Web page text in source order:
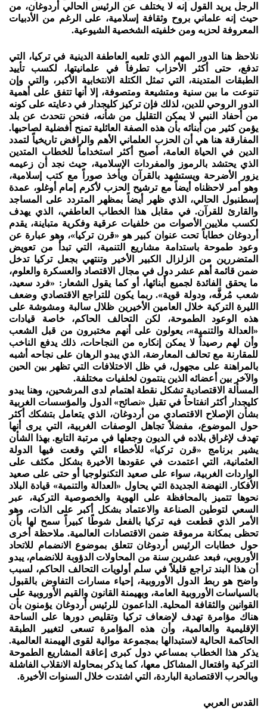
الرجل يريد القول إنه لا يختلف عن الرئيس الحالي أردوغان، من
حيث إنه علماني بروح وثقافة إسلامية، على الرغم من الأدبيات
المعروفة لحزبه ومن خلفيته الشخصية الشيوعية.
نلاحظ هنا الدور المهم الذي تلعبه العاطفة الدينية في تركيا، التي
تدفع، حتى أكثر الأحزاب تطرفاً في علمانيتها، لكسب تأييد
الطبقات المتدينة، التي تمثل الكتلة الانتخابية الأكبر، والتي وإن
تنوعت ما بين سنية ومتشيعة ومتصوفة، إلا أنها تتفق على أهمية
الدور الروحي للدين، لذلك فإن تركيز كليجدار في دعايته على كونه
من أحفاد النبي لا يمكن التقليل من شأنه، فنحن نتحدث عن بلد
يؤمن كثير من أبنائه بأن هذه الصفة العائلية تمنح أفضلية لصاحبها.
المفارقة هنا هي أن الحزب العلماني الأهم والرافض تاريخياً لتمدد
الدين في الحياة العامة، أصبح أكثر استخداماً للخطاب المتدين
الذي يحتشد بالرموز والمفردات الإسلامية، حيث نجد أن زعيمه
يزور الأضرحة ويستشهد بالقرآن ويأخذ صوراً مع كتب إسلامية،
وهو أمر لاحظناه أيضاً مع ترشيح الحزب لأكرم إمام أوغلو، عمدة
إسطنبول الحالي، الذي ظهر أيضاً بمظهر المتردد على المساجد
والقارئ للقرآن. في مقابل هذا الخطاب العاطفي، الذي يهدف
لكسب ملايين الأصوات من خلفيات عرقية وفكرية متباينة، يقدم
أردوغان خطاباً تحت عنوان كبير هو «قرن تركيا»، وهو عبارة عن
وعود طموحة باستدامة مشاريع التنمية، التي تبدأ من تعويض
المتضررين من الزلزال الكبير الأخير وتنتهي بجعل تركيا تدخل
ضمن قائمة أهم عشر دول في مجال الاقتصاد والعسكرة والعلوم،
ما يحقق الفائدة لجميع أبنائها، أو كما يقول الشعار: «فرد سعيد،
شعب مُرفَّه، ودولة قوية». ربما يكون للتراجع الاقتصادي وضعف
الليرة التركية خلال العامين الأخيرين ظلال سالبة ومشوشة على
هذه الوعود الطموحة، لكن التحالف الحاكم، خاصة قيادات
«العدالة والتنمية»، يعولون على أنهم مختبرون من قبل الشعب
وأن لهم رصيداً لا يمكن إنكاره من النجاحات، ذلك يدفع الناخب
للمقارنة مع تحالف المعارضة، الذي يبدو الرهان على نجاحه أشبه
بالمراهنة على مجهول، في ظل الاختلافات التي تظهر بين الحين
والآخر بين أعضائه الذين ينتمون لخلفيات مختلفة.
المسألة الاقتصادية تشكل نقطة اهتمام لدى المرشحين، وهنا يبدو
كليجدار أكثر انفتاحاً في تقبل «نصائح» الدول والمؤسسات الغربية
بشأن الإصلاح الاقتصادي من أردوغان، الذي يتعامل بتشكك أكثر
حول الموضوع، مفضلاً تجاهل الوصفات الغربية، التي يرى أنها
تهدف لإغراق بلاده في الديون وجعلها في مرتبة التابع. بهذا الشأن
يشير برنامج «قرن تركيا» للأخطاء التي وقعت فيها الدولة
العثمانية، التي اعتمدت في عقودها الأخيرة بشكل مكثف على
الواردات الغربية، سواء على صعيد التكنولوجيا أو حتى على صعيد
الأفكار. النهضة الجديدة التي يحاول «العدالة والتنمية» قيادة البلاد
نحوها تتميز بالمحافظة على الهوية والخصوصية التركية، عبر
السعي لتوطين الصناعة والاعتماد بشكل أكبر على الذات، وهو
الأمر الذي قطعت فيه تركيا بالفعل شوطًا كبيراً سمح لها بأن
تحظى بمكانة مرموقة ضمن الاقتصادات العالمية. ملاحظة أخرى
حول خطابات الرئيس أردوغان تتعلق بموضوع الانضمام للاتحاد
الأوروبي، فبعد عشرين سنة من المحاولات الدؤوبة للانضمام، يبدو
أن هذا البند تراجع قليلاً في سلم أولويات التحالف الحاكم، لسبب
واضح هو ربط الدول الأوروبية، إحياء مسارات التفاوض بالقبول
بالسياسات الأوروبية العامة، وبهيمنة القانون والقيم الأوروبية على
القوانين والثقافة المحلية. الداعمون للرئيس أردوغان يؤمنون بأن
هناك مؤامرة تهدف لإضعاف تركيا وتقليص دورها على الساحة
الإقليمية والعالمية، وأن هذه المؤامرة تسعى لتغيير الطبقة
الحاكمة الحالية لاستبدالها بمجموعة موالية لقوى الهيمنة العالمية.
يذكر هذا الخطاب بمساعي دول كبرى إعاقة المشاريع الطموحة
التركية وافتعال المشاكل معها، كما يذكر بمحاولة الانقلاب الفاشلة
وبالحرب الاقتصادية الباردة، التي اشتدت خلال السنوات الأخيرة.
القدس العربي